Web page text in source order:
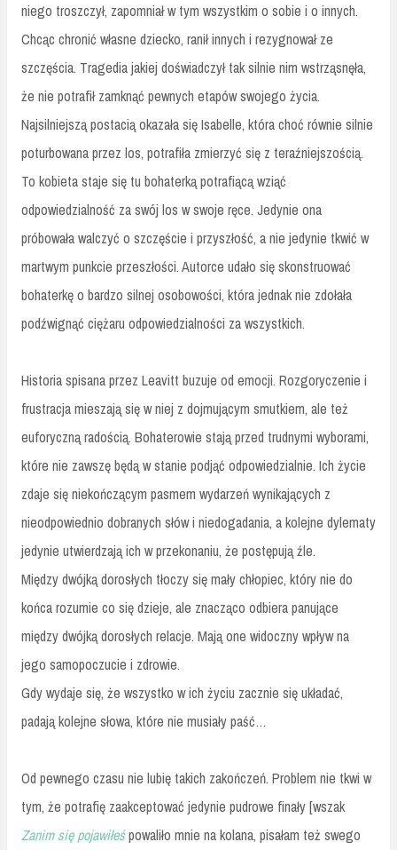
niego troszczył, zapomniał w tym wszystkim o sobie i o innych.
Chcąc chronić własne dziecko, ranił innych i rezygnował ze
szczęścia. Tragedia jakiej doświadczył tak silnie nim wstrząsnęła,
że nie potrafił zamknąć pewnych etapów swojego życia.
Najsilniejszą postacią okazała się Isabelle, która choć równie silnie
poturbowana przez los, potrafiła zmierzyć się z teraźniejszością.
To kobieta staje się tu bohaterką potrafiącą wziąć
odpowiedzialność za swój los w swoje ręce. Jedynie ona
próbowała walczyć o szczęście i przyszłość, a nie jedynie tkwić w
martwym punkcie przeszłości. Autorce udało się skonstruować
bohaterkę o bardzo silnej osobowości, która jednak nie zdołała
podźwignąć ciężaru odpowiedzialności za wszystkich.
Historia spisana przez Leavitt buzuje od emocji. Rozgoryczenie i
frustracja mieszają się w niej z dojmującym smutkiem, ale też
euforyczną radością. Bohaterowie stają przed trudnymi wyborami,
które nie zawszę będą w stanie podjąć odpowiedzialnie. Ich życie
zdaje się niekończącym pasmem wydarzeń wynikających z
nieodpowiednio dobranych słów i niedogadania, a kolejne dylematy
jedynie utwierdzają ich w przekonaniu, że postępują źle.
Między dwójką dorosłych tłoczy się mały chłopiec, który nie do
końca rozumie co się dzieje, ale znacząco odbiera panujące
między dwójką dorosłych relacje. Mają one widoczny wpływ na
jego samopoczucie i zdrowie.
Gdy wydaje się, że wszystko w ich życiu zacznie się układać,
padają kolejne słowa, które nie musiały paść…
Od pewnego czasu nie lubię takich zakończeń. Problem nie tkwi w
tym, że potrafię zaakceptować jedynie pudrowe finały [wszak
Zanim się pojawiłeśpowaliło mnie na kolana, pisałam też swego